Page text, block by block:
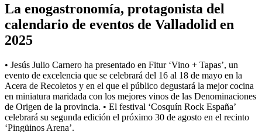
La enogastronomía, protagonista del
calendario de eventos de Valladolid en
2025
• Jesús Julio Carnero ha presentado en Fitur ‘Vino + Tapas’, un
evento de excelencia que se celebrará del 16 al 18 de mayo en la
Acera de Recoletos y en el que el público degustará la mejor cocina
en miniatura maridada con los mejores vinos de las Denominaciones
de Origen de la provincia. • El festival ‘Cosquín Rock España’
celebrará su segunda edición el próximo 30 de agosto en el recinto
‘Pingüinos Arena’.